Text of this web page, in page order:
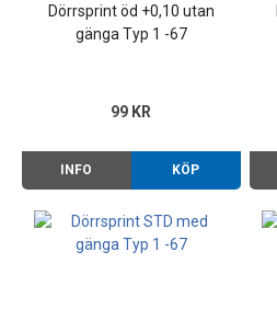
Dörrsprint öd +0,10 utan
gänga Typ 1 -67
99 KR
INFO KÖP